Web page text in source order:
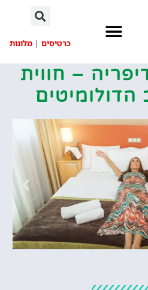
כרטיסים | מלונות
– חווית
הדולומיטים